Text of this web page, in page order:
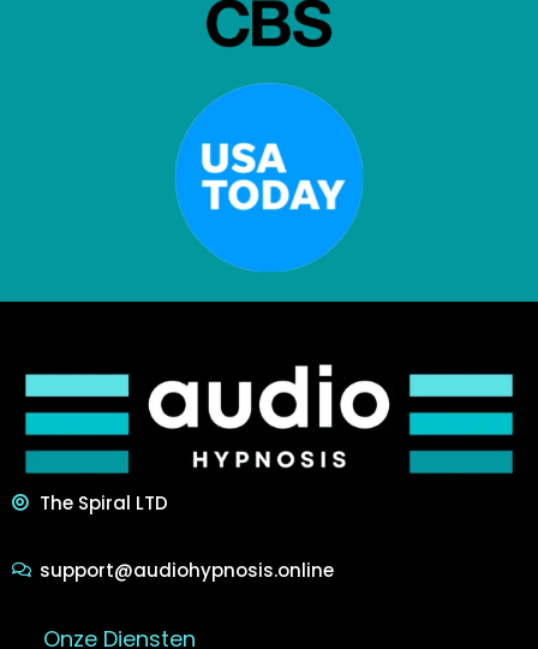
The Spiral LTD
support@audiohypnosis.online
Onze Diensten